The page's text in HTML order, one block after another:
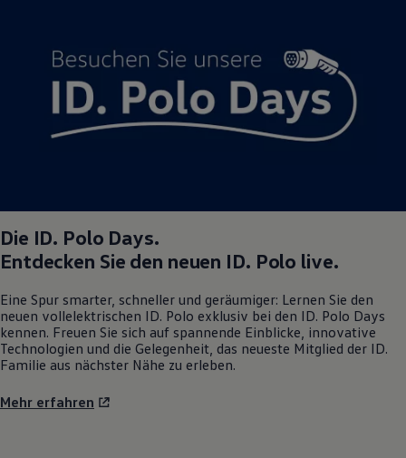
Updates für Software, Karten und Radio
Über Ihr Auto
Vorgängermodelle
Kundeninformationen
Volkswagen Kundenbetreuung
Warn- und Kontrollleuchten
Lifestyle
Transport
Familie
Elektromobilität
Pannen- und Unfallhilfe
Volkswagen Kundenbetreuung
Die ID. Polo Days.
Entdecken Sie den neuen ID. Polo live.
Eine Spur smarter, schneller und geräumiger: Lernen Sie den
neuen vollelektrischen ID. Polo exklusiv bei den ID. Polo Days
kennen. Freuen Sie sich auf spannende Einblicke, innovative
Technologien und die Gelegenheit, das neueste Mitglied der ID.
Familie aus nächster Nähe zu erleben.
Mehr erfahren